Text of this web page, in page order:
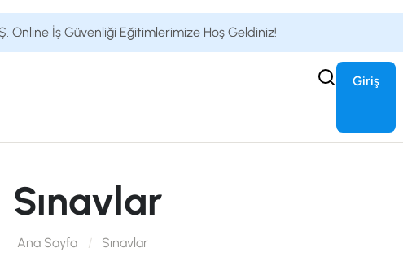
Online İş Güvenliği Eğitimlerimize Hoş Geldiniz!
Giriş
Sınavlar
Ana Sayfa Sınavlar